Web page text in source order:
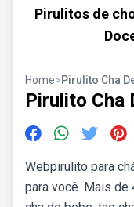
Pirulitos de
Home>Pirulito Cha
Pirulito Cha
Webpirulito para
para você. Mais de